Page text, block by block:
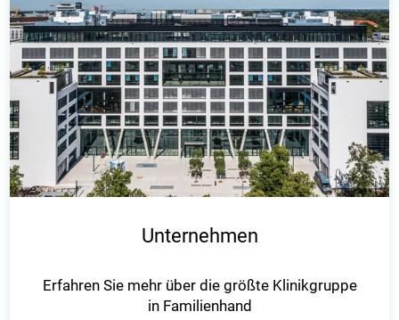
Unternehmen
Erfahren Sie mehr über die größte Klinikgruppe
in Familienhand